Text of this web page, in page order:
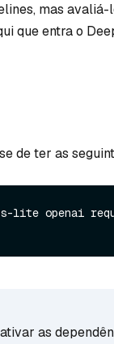
mas avaliá-
que entra o
de ter as
openai
as